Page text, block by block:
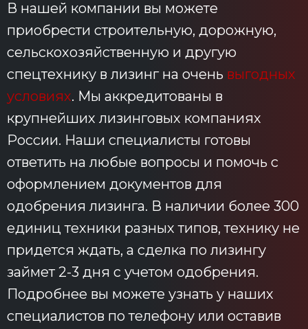
В нашей компании вы можете
приобрести строительную, дорожную,
сельскохозяйственную и другую
спецтехнику в лизинг на очень выгодных
условиях. Мы аккредитованы в
крупнейших лизинговых компаниях
России. Наши специалисты готовы
ответить на любые вопросы и помочь с
оформлением документов для
одобрения лизинга. В наличии более 300
единиц техники разных типов, технику не
придется ждать, а сделка по лизингу
займет 2-3 дня с учетом одобрения.
Подробнее вы можете узнать у наших
специалистов по телефону или оставив